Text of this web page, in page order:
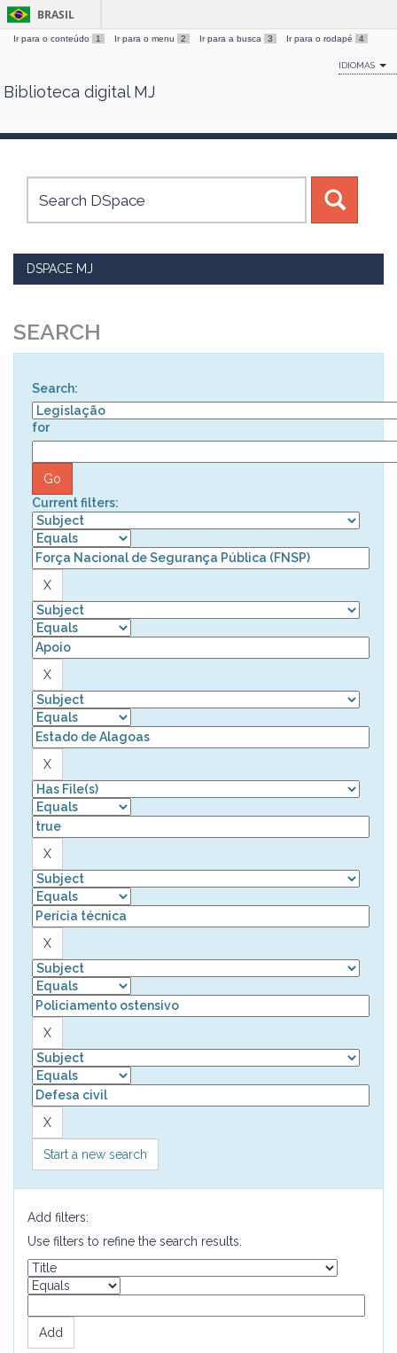
Skip
BRASIL
Ir para o conteúdo 1 Ir para o menu 2 Ir para a busca 3 Ir para o rodapé 4
IDIOMAS
Biblioteca digital MJ
DSPACE MJ
SEARCH
Search:
for
Current filters:
Start a new search
Add filters:
Use filters to refine the search results.